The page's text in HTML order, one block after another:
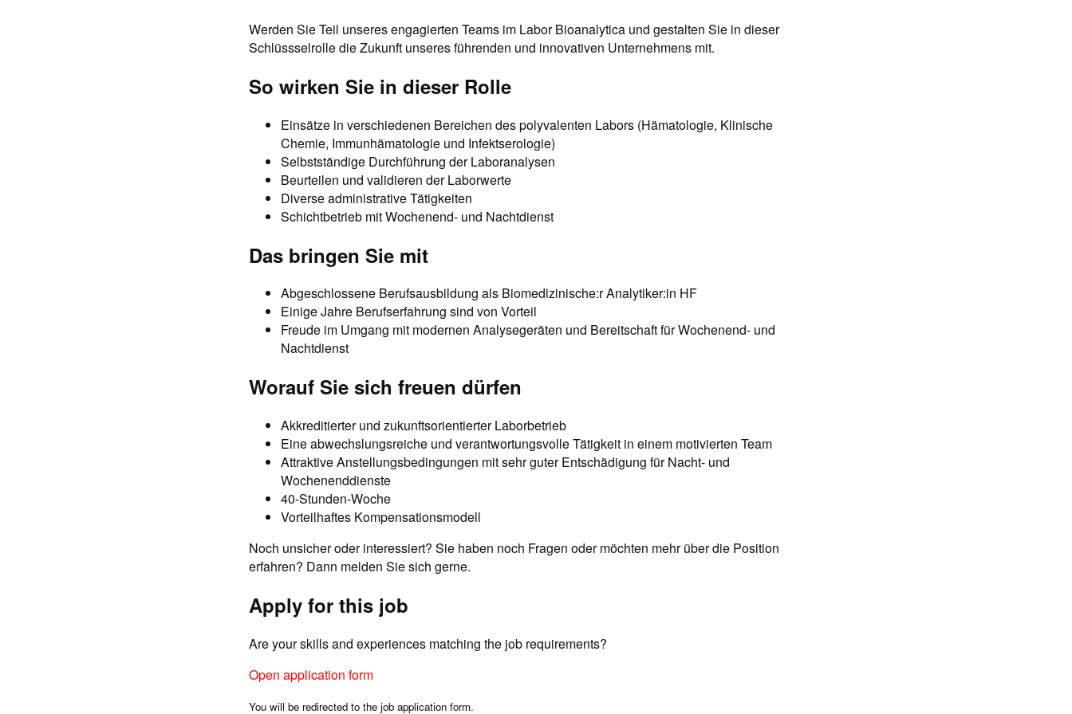
Werden Sie Teil unseres engagierten Teams im Labor Bioanalytica und gestalten Sie in dieser
Schlüssselrolle die Zukunft unseres führenden und innovativen Unternehmens mit.
So wirken Sie in dieser Rolle
Einsätze in verschiedenen Bereichen des polyvalenten Labors (Hämatologie, Klinische
Chemie, Immunhämatologie und Infektserologie)
Selbstständige Durchführung der Laboranalysen
Beurteilen und validieren der Laborwerte
Diverse administrative Tätigkeiten
Schichtbetrieb mit Wochenend- und Nachtdienst
Das bringen Sie mit
Abgeschlossene Berufsausbildung als Biomedizinische:r Analytiker:in HF
Einige Jahre Berufserfahrung sind von Vorteil
Freude im Umgang mit modernen Analysegeräten und Bereitschaft für Wochenend- und
Nachtdienst
Worauf Sie sich freuen dürfen
Akkreditierter und zukunftsorientierter Laborbetrieb
Eine abwechslungsreiche und verantwortungsvolle Tätigkeit in einem motivierten Team
Attraktive Anstellungsbedingungen mit sehr guter Entschädigung für Nacht- und
Wochenenddienste
40-Stunden-Woche
Vorteilhaftes Kompensationsmodell
Noch unsicher oder interessiert? Sie haben noch Fragen oder möchten mehr über die Position
erfahren? Dann melden Sie sich gerne.
Apply for this job
Are your skills and experiences matching the job requirements?
Open application form
You will be redirected to the job application form.